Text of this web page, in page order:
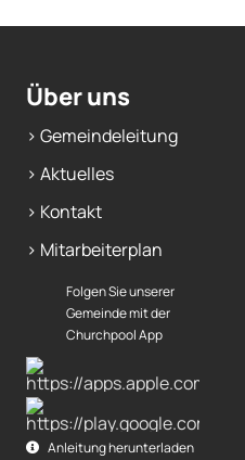
Über uns
> Gemeindeleitung
> Aktuelles
> Kontakt
> Mitarbeiterplan
Folgen Sie unserer
Gemeinde mit der
Churchpool App
Anleitung herunterladen